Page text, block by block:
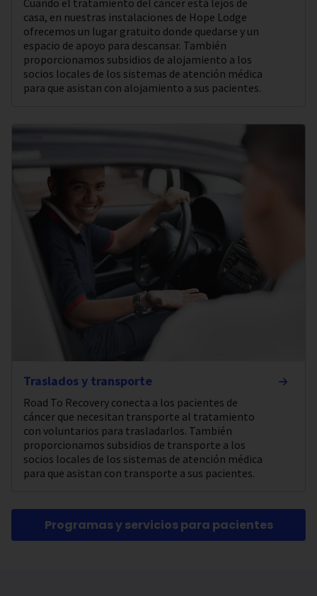
casa, en nuestras instalaciones de Hope Lodge
ofrecemos un lugar gratuito donde quedarse y un
espacio de apoyo para descansar. También
proporcionamos subsidios de alojamiento a los
socios locales de los sistemas de atención médica
para que asistan con alojamiento a sus pacientes.
Traslados y transporte
Road To Recovery conecta a los pacientes de
cáncer que necesitan transporte al tratamiento
con voluntarios para trasladarlos. También
proporcionamos subsidios de transporte a los
socios locales de los sistemas de atención médica
para que asistan con transporte a sus pacientes.
Programas y servicios para pacientes